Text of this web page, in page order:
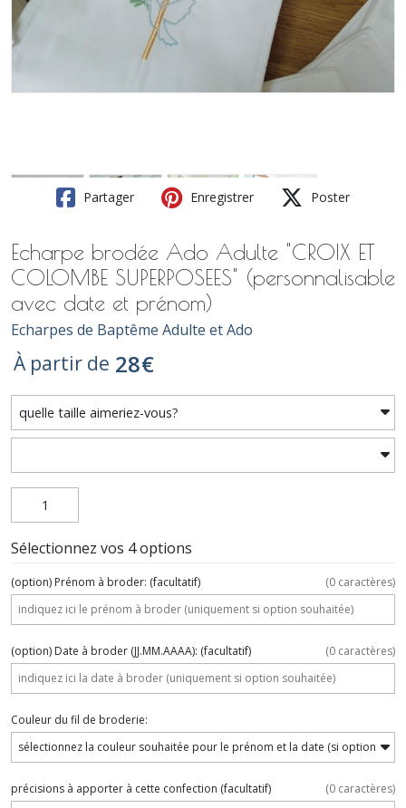
Partager Enregistrer Poster
Echarpe brodée Ado Adulte "CROIX ET
COLOMBE SUPERPOSEES" (personnalisable
avec date et prénom)
Echarpes de Baptême Adulte et Ado
À partir de 28€
Sélectionnez vos 4 options
(option) Prénom à broder: (facultatif) (0 caractères)
(option) Date à broder (JJ.MM.AAAA): (facultatif) (0 caractères)
Couleur du fil de broderie:
précisions à apporter à cette confection (facultatif) (0 caractères)